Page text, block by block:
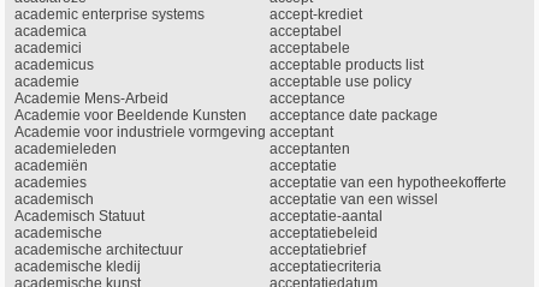
academic enterprise systems
academica
academici
academicus
academie
Academie Mens-Arbeid
Academie voor Beeldende Kunsten
Academie voor industriele vormgeving
academieleden
academiën
academies
academisch
Academisch Statuut
academische
academische architectuur
academische kledij
academische kunst
accept-krediet
acceptabel
acceptabele
acceptable products list
acceptable use policy
acceptance
acceptance date package
acceptant
acceptanten
acceptatie
acceptatie van een hypotheekofferte
acceptatie van een wissel
acceptatie-aantal
acceptatiebeleid
acceptatiebrief
acceptatiecriteria
acceptatiedatum